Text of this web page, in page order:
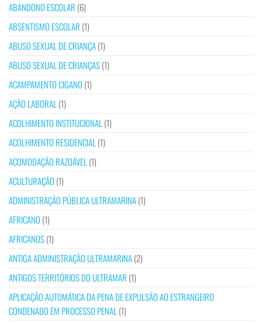
ABANDONO ESCOLAR (6)
ABSENTISMO ESCOLAR (1)
ABUSO SEXUAL DE CRIANÇA(1)
ABUSO SEXUAL DE CRIANÇAS(1)
ACAMPAMENTO CIGANO (1)
AÇÃO LABORAL (1)
ACOLHIMENTO INSTITUCIONAL (1)
ACOLHIMENTO RESIDENCIAL (1)
ACOMODAÇÃO RAZOÁVEL (1)
ACULTURAÇÃO (1)
ADMINISTRAÇÃO PÚBLICA ULTRAMARINA(1)
AFRICANO (1)
AFRICANOS(1)
ANTIGA ADMINISTRAÇÃO ULTRAMARINA(2)
ANTIGOS TERRITÓRIOS DO ULTRAMAR (1)
APLICAÇÃO AUTOMÁTICA DA PENA DE EXPULSÃO AO ESTRANGEIRO
CONDENADO EM PROCESSO PENAL (1)